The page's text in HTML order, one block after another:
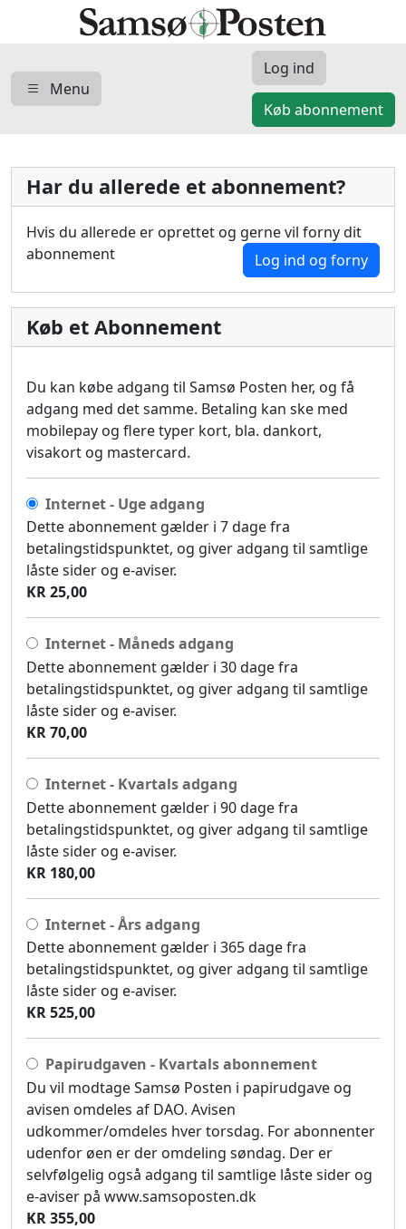
Menu
Log ind
Køb abonnement
Har du allerede et abonnement?
Hvis du allerede er oprettet og gerne vil forny dit
abonnement
Log ind og forny
Køb et Abonnement
Du kan købe adgang til Samsø Posten her, og få
adgang med det samme. Betaling kan ske med
mobilepay og flere typer kort, bla. dankort,
visakort og mastercard.
Internet - Uge adgang
Dette abonnement gælder i 7 dage fra
betalingstidspunktet, og giver adgang til samtlige
låste sider og e-aviser.
KR 25,00
Internet - Måneds adgang
Dette abonnement gælder i 30 dage fra
betalingstidspunktet, og giver adgang til samtlige
låste sider og e-aviser.
KR 70,00
Internet - Kvartals adgang
Dette abonnement gælder i 90 dage fra
betalingstidspunktet, og giver adgang til samtlige
låste sider og e-aviser.
KR 180,00
Internet - Års adgang
Dette abonnement gælder i 365 dage fra
betalingstidspunktet, og giver adgang til samtlige
låste sider og e-aviser.
KR 525,00
Papirudgaven - Kvartals abonnement
Du vil modtage Samsø Posten i papirudgave og
avisen omdeles af DAO. Avisen
udkommer/omdeles hver torsdag. For abonnenter
udenfor øen er der omdeling søndag. Der er
selvfølgelig også adgang til samtlige låste sider og
e-aviser på www.samsoposten.dk
KR 355,00